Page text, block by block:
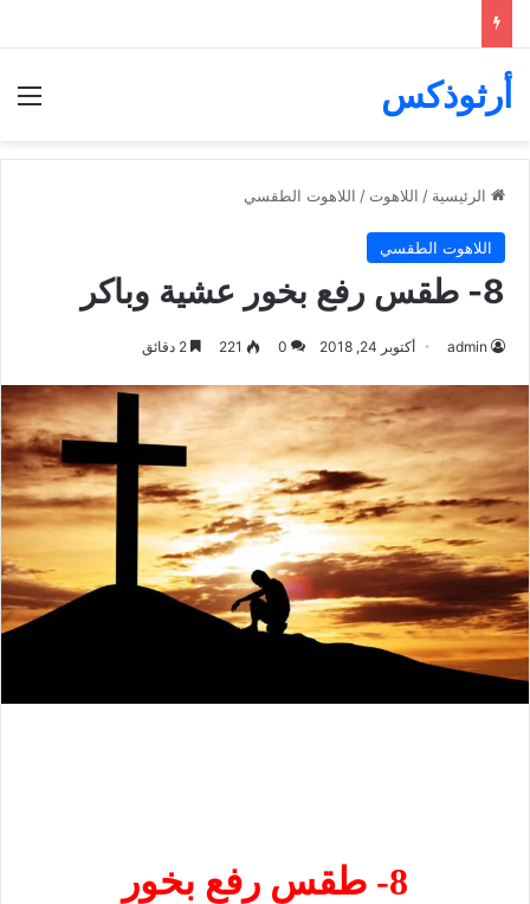
أرثوذكس
الرئيسية / اللاهوت / اللاهوت الطقسي
اللاهوت الطقسي
8- طقس رفع بخور عشية وباكر
admin أكتوبر 24, 2018 0
221
8- طقس رفع بخور